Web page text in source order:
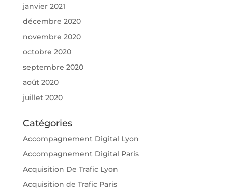
janvier 2021
décembre 2020
novembre 2020
octobre 2020
septembre 2020
août 2020
juillet 2020
Catégories
Accompagnement Digital Lyon
Accompagnement Digital Paris
Acquisition De Trafic Lyon
Acquisition de Trafic Paris